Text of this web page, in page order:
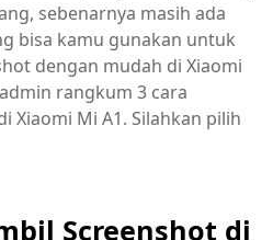
sebenarnya masih ada
bisa kamu gunakan untuk
dengan mudah di Xiaomi
rangkum 3 cara
Xiaomi Mi A1. Silahkan pilih
Screenshot di